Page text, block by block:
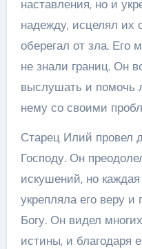
наставления, но и
надежду, исцелял их
оберегал от зла. Его
не знали границ. Он
выслушать и помочь
нему со своими
Старец Илий провел
Господу. Он
искушений, но
укрепляла его веру
Богу. Он видел
истины, и благодаря